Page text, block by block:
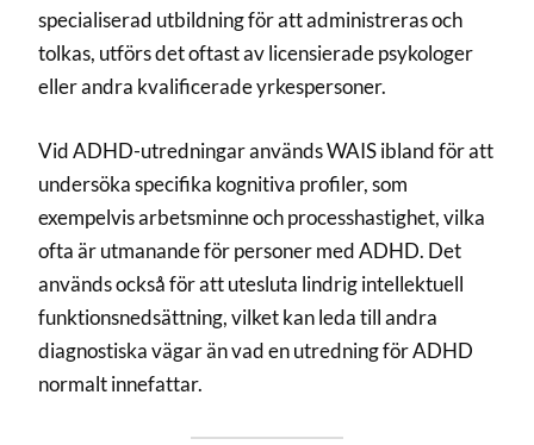
specialiserad utbildning för att administreras och
tolkas, utförs det oftast av licensierade psykologer
eller andra kvalificerade yrkespersoner.
Vid ADHD-utredningar används WAIS ibland för att
undersöka specifika kognitiva profiler, som
exempelvis arbetsminne och processhastighet, vilka
ofta är utmanande för personer med ADHD. Det
används också för att utesluta lindrig intellektuell
funktionsnedsättning, vilket kan leda till andra
diagnostiska vägar än vad en utredning för ADHD
normalt innefattar.